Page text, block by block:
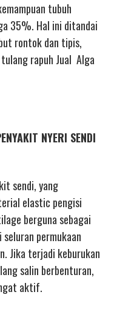
tubuh
35%. Hal ini ditandai
rontok dan tipis,
rapuh Jual Alga
NYERI SENDI
sendi, yang
elastic pengisi
berguna sebagai
permukaan
Jika terjadi keburukan
salin berbenturan,
aktif.